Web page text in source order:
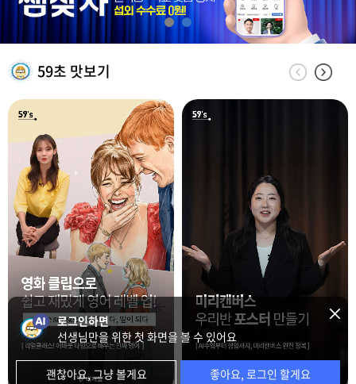
로그인하면
선생님만을 위한 첫 화면을 볼 수 있어요
괜찮아요, 그냥 볼게요 좋아요, 로그인 할게요
59초 맛보기